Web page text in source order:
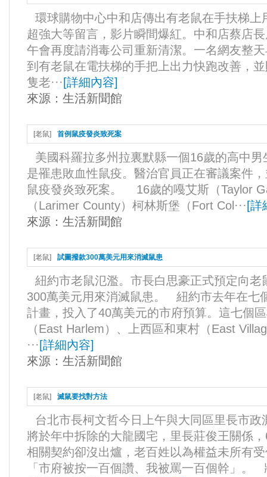
環球購物中心中和店傳出有老鼠在手扶梯
超強大等留言，影片瞬間爆紅。中和店蔡店
午會再度請消毒公司重新清潔。一名網友整
到有老鼠在電扶梯的手把上出力快跑改善
隻老··· [詳細內容]
來源： 生活新聞館
[老鼠] 首例鼠疫發炎致死案
美國科羅拉多州拉裏默縣一個16歲的高中
是罹患敗血性鼠疫。醫治官員正在審議案件
鼠疫發炎致死案。 16歲的嘠艾斯（Taylor
（Larimer County）柯林斯堡（Fort Col··· [詳
來源： 生活新聞館
[老鼠] 試圖撥款300萬美元用來消滅鼠患
紐約市老鼠氾濫。市長白思豪正式預定向
300萬美元用來消滅鼠患。 紐約市去年在七
計畫，投入了40萬美元的市府預算。這七個
（East Harlem）、上西區和東村（East
··· [詳細內容]
來源： 生活新聞館
[老鼠] 滅鼠要找對方法
台北市長柯文哲今日上午與大同區里長市
將於年中拆除的大龍國宅，里長莊俊王關係
相關契約卻沒出爐，老百姓以為權益未所有
「市府被按一百個讚、我被罵一百個幹」。